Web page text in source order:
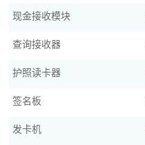
现金接收模块
查询接收器
护照读卡器
签名板
发卡机